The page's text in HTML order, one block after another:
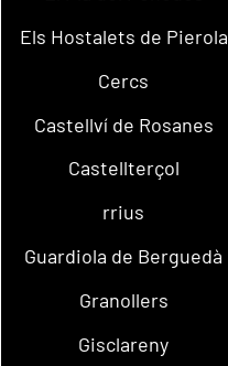
Els Hostalets de Pierola
Cercs
Castellví de Rosanes
Castellterçol
rrius
Guardiola de Berguedà
Granollers
Gisclareny